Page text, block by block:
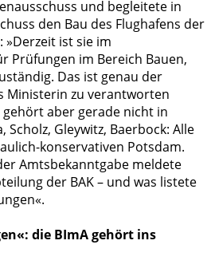
und begleitete in
den Bau des Flughafens der
ist sie im
Prüfungen im Bereich Bauen,
Das ist genau der
Ministerin zu verantworten
aber gerade nicht in
Scholz, Gleywitz, Baerbock: Alle
konservativen Potsdam.
Amtsbekanntgabe meldete
der BAK – und was listete
die BImA gehört ins